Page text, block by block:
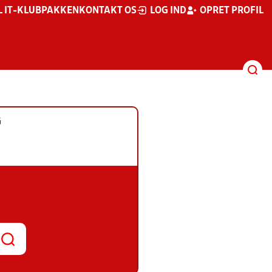
IT-KLUBPAKKEN KONTAKT OS LOG IND OPRET PROFIL